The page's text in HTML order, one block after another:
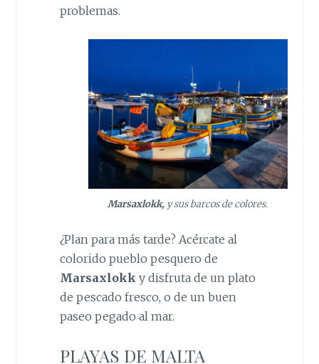
problemas.
Marsaxlokk, y sus barcos de colores.
¿Plan para más tarde? Acércate al
colorido pueblo pesquero de
Marsaxlokk y disfruta de un plato
de pescado fresco, o de un buen
paseo pegado al mar.
PLAYAS DE MALTA